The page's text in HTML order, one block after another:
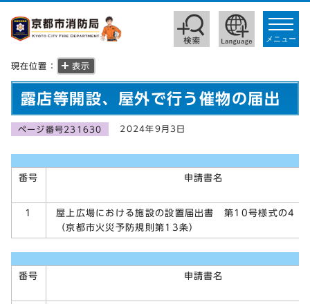
toggle
メニュー
現在位置： 表示
露店等開設、屋外で行う催物の届出
ページ番号231630 2024年9月3日
番号 申請書名
1
屋上広場における施設の設置届出書 第10号様式の4
（京都市火災予防規則第13条）
番号 申請書名